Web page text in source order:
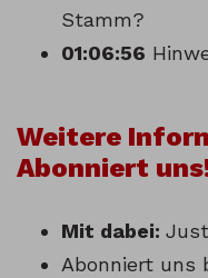
Stamm?
01:06:56
Weitere
Abonniert
Mit dabei:
Abonniert uns